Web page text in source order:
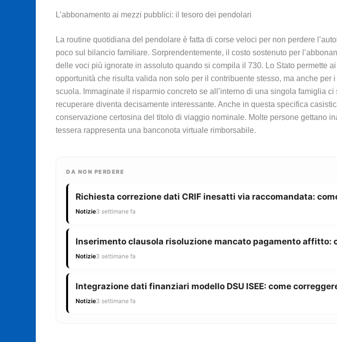
L’abbonamento ai mezzi pubblici: il tesoro dei pendolari
La routine quotidiana del pendolare è fatta di corse veloci per non perdere
poco sul bilancio familiare. Sorprendentemente, il costo sostenuto per
delle voci più ignorate in assoluto quando si compila il 730. Lo Stato permette
opportunità che risulta valida non solo per il contribuente stesso, ma anche
scuola. Immaginate il risparmio concreto se all’interno di una singola famiglia
recuperare diventa decisamente interessante. Anche in questa specifica
conservazione certosina del titolo di viaggio nominale. Molte persone gettano
tessera rappresenta una banconota virtuale rimborsabile.
DA NON PERDERE
Richiesta correzione dati CRIF inesatti via raccomandata:
Notizie3 settimane fa
Inserimento clausola risoluzione mancato pagamento affitto:
Notizie3 settimane fa
Integrazione dati finanziari modello DSU ISEE: come
Notizie3 settimane fa